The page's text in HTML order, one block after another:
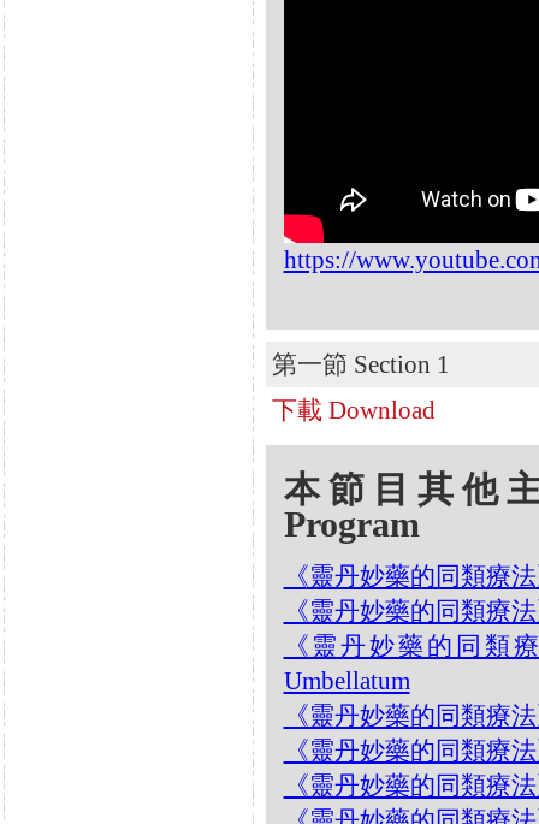
https://
第一節 Section 1
下載 Download
本節目其他
Program
《靈丹妙藥的同類療
《靈丹妙藥的同類療
《靈丹妙藥的同類
Umbellatum
《靈丹妙藥的同類療
《靈丹妙藥的同類療
《靈丹妙藥的同類療